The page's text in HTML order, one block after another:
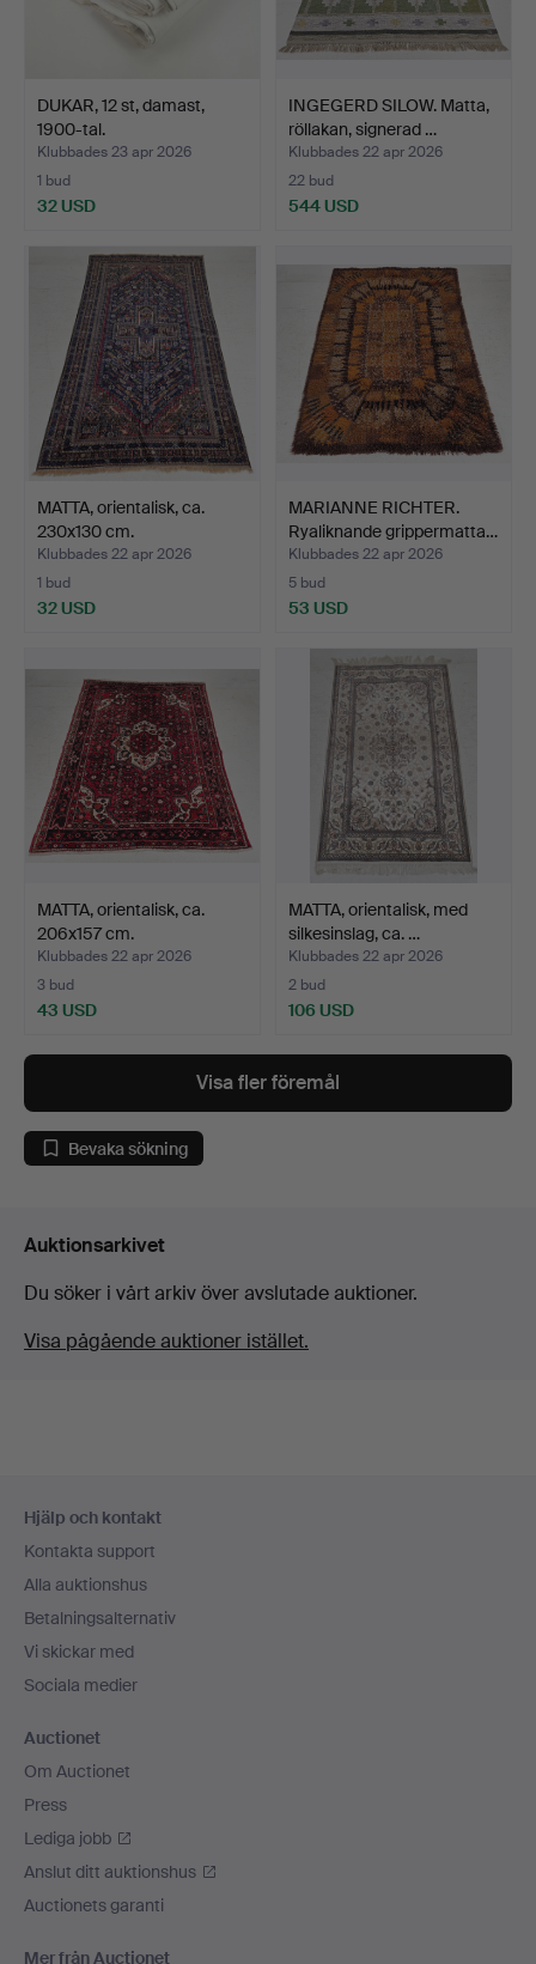
DUKAR, 12 st, damast,
1900-tal.
Klubbades 23 apr 2026
1 bud
32 USD
INGEGERD SILOW. Matta,
röllakan, signerad …
Klubbades 22 apr 2026
22 bud
544 USD
MATTA, orientalisk, ca.
230x130 cm.
Klubbades 22 apr 2026
1 bud
32 USD
MARIANNE RICHTER.
Ryaliknande grippermatta…
Klubbades 22 apr 2026
5 bud
53 USD
MATTA, orientalisk, ca.
206x157 cm.
Klubbades 22 apr 2026
3 bud
43 USD
MATTA, orientalisk, med
silkesinslag, ca. …
Klubbades 22 apr 2026
2 bud
106 USD
Visa fler föremål
Bevaka sökning
Auktionsarkivet
Du söker i vårt arkiv över avslutade auktioner.
Visa pågående auktioner istället.
Hjälp och kontakt
Kontakta support
Alla auktionshus
Betalningsalternativ
Vi skickar med
Sociala medier
Auctionet
Om Auctionet
Press
Lediga jobb
Anslut ditt auktionshus
Auctionets garanti
Mer från Auctionet